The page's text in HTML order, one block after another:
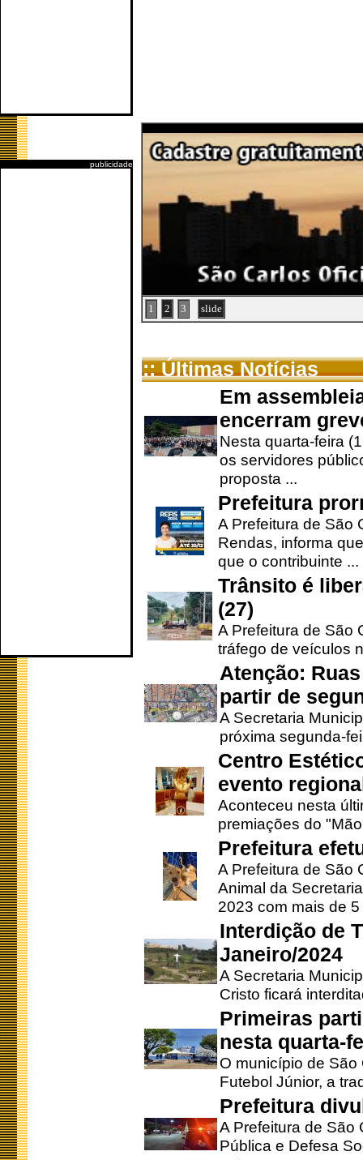
publicidade
1 2 3 slide
:: Últimas Notícias
Em
encerram
Nesta quarta-feira
os servidores
proposta ...
Prefeitura
A Prefeitura de São
Rendas, informa
que o contribuinte ...
Trânsito é
(27)
A Prefeitura de São
tráfego de veículos
Atenção:
partir de
A Secretaria
próxima segunda-
Centro
evento
Aconteceu nesta
premiações do
Prefeitura
A Prefeitura de São
Animal da
2023 com mais de 5
Interdição de
Janeiro/2024
A Secretaria
Cristo ficará
Primeiras
nesta quarta-
O município de
Futebol Júnior, a
Prefeitura
A Prefeitura de São
Pública e Defesa